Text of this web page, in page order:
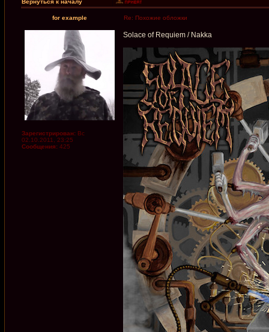
Вернуться к началу
for example Re: Похожие обложки
Зарегистрирован: Вс
02.10.2011, 23:25
Сообщения: 425
Solace of Requiem / Nakka